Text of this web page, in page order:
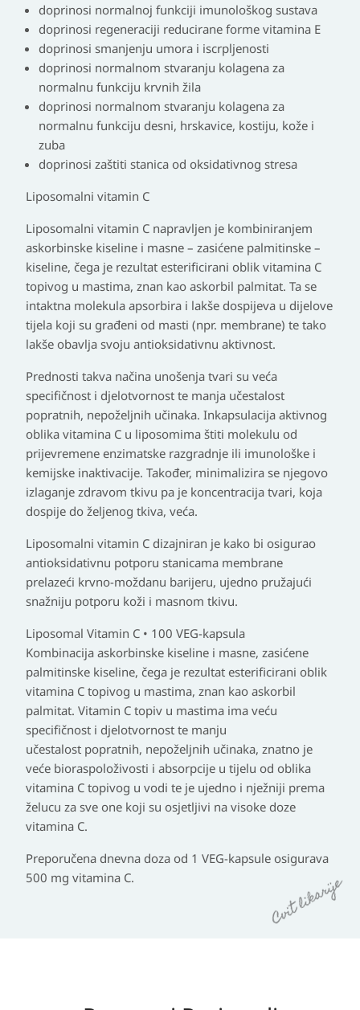
doprinosi normalnoj funkciji imunološkog sustava
doprinosi regeneraciji reducirane forme vitamina E
doprinosi smanjenju umora i iscrpljenosti
doprinosi normalnom stvaranju kolagena za
normalnu funkciju krvnih žila
doprinosi normalnom stvaranju kolagena za
normalnu funkciju desni, hrskavice, kostiju, kože i
zuba
doprinosi zaštiti stanica od oksidativnog stresa
Liposomalni vitamin C
Liposomalni vitamin C napravljen je kombiniranjem
askorbinske kiseline i masne – zasićene palmitinske –
kiseline, čega je rezultat esterificirani oblik vitamina C
topivog u mastima, znan kao askorbil palmitat. Ta se
intaktna molekula apsorbira i lakše dospijeva u dijelove
tijela koji su građeni od masti (npr. membrane) te tako
lakše obavlja svoju antioksidativnu aktivnost.
Prednosti takva načina unošenja tvari su veća
specifičnost i djelotvornost te manja učestalost
popratnih, nepoželjnih učinaka. Inkapsulacija aktivnog
oblika vitamina C u liposomima štiti molekulu od
prijevremene enzimatske razgradnje ili imunološke i
kemijske inaktivacije. Također, minimalizira se njegovo
izlaganje zdravom tkivu pa je koncentracija tvari, koja
dospije do željenog tkiva, veća.
Liposomalni vitamin C dizajniran je kako bi osigurao
antioksidativnu potporu stanicama membrane
prelazeći krvno-moždanu barijeru, ujedno pružajući
snažniju potporu koži i masnom tkivu.
Liposomal Vitamin C • 100 VEG-kapsula
Kombinacija askorbinske kiseline i masne, zasićene
palmitinske kiseline, čega je rezultat esterificirani oblik
vitamina C topivog u mastima, znan kao askorbil
palmitat. Vitamin C topiv u mastima ima veću
specifičnost i djelotvornost te manju
učestalost popratnih, nepoželjnih učinaka, znatno je
veće bioraspoloživosti i absorpcije u tijelu od oblika
vitamina C topivog u vodi te je ujedno i nježniji prema
želucu za sve one koji su osjetljivi na visoke doze
vitamina C.
Preporučena dnevna doza od 1 VEG-kapsule osigurava
500 mg vitamina C.